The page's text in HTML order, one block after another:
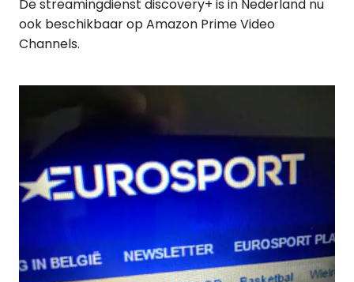
De streamingdienst discovery+ is in Nederland nu
ook beschikbaar op Amazon Prime Video
Channels.